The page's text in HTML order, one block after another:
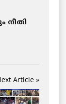
Article »